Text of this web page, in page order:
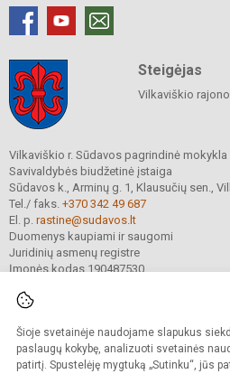
Šioje svetainėje naudojame slapukus
paslaugų kokybę, analizuoti svetainės
patirtį. Spustelėję mygtuką „Sutinku“, jūs
Steigėjas
Vilkaviškio
Vilkaviškio r. Sūdavos pagrindinė mokykla
Savivaldybės biudžetinė įstaiga
Sūdavos k., Arminų g. 1, Klausučių sen.,
Tel./ faks. +370 342 49 687
El. p. rastine@sudavos.lt
Duomenys kaupiami ir saugomi
Juridinių asmenų registre
Įmonės kodas 190487530
© 2025. Vilkaviškio r. Sūdavos pagrindinė
Kopijuoti turinį be raštiško įstaigos